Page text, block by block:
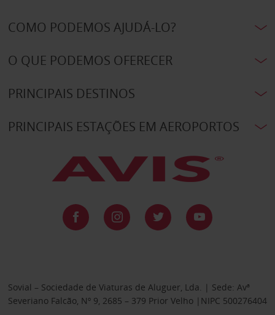
COMO PODEMOS AJUDÁ-LO?
O QUE PODEMOS OFERECER
PRINCIPAIS DESTINOS
PRINCIPAIS ESTAÇÕES EM AEROPORTOS
Sovial – Sociedade de Viaturas de Aluguer, Lda. | Sede: Avª
Severiano Falcão, Nº 9, 2685 – 379 Prior Velho |NIPC 500276404